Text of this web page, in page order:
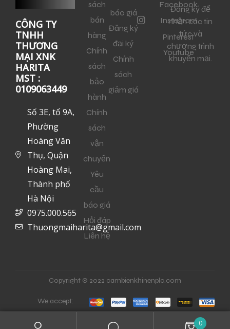
CÔNG TY
TNHH
THƯƠNG
MẠI XNK
HARITA
MST :
0109063449
Số 3E, tổ 9A,
Phường
Hoàng Văn
Thụ, Quận
Hoàng Mai,
Thành phố
Hà Nội
0975.000.565
Thuongmaiharita@gmail.com
sách
bán
hàng
Chính
sách
bảo
hành
Chính
sách
vận
chuyển
Yêu
cầu
báo giá
Hỏi đáp
Liên hệ
báo giá
Đăng ký
đại ký
Chính
sách
giảm giá
Facebook
Instagram
Pinterest
Youtube
Đăng ký để
nhận các tin
tức và
chương trình
khuyến mại.
Copyright © 2022 cambienkhinenplc.com
We accept:
0